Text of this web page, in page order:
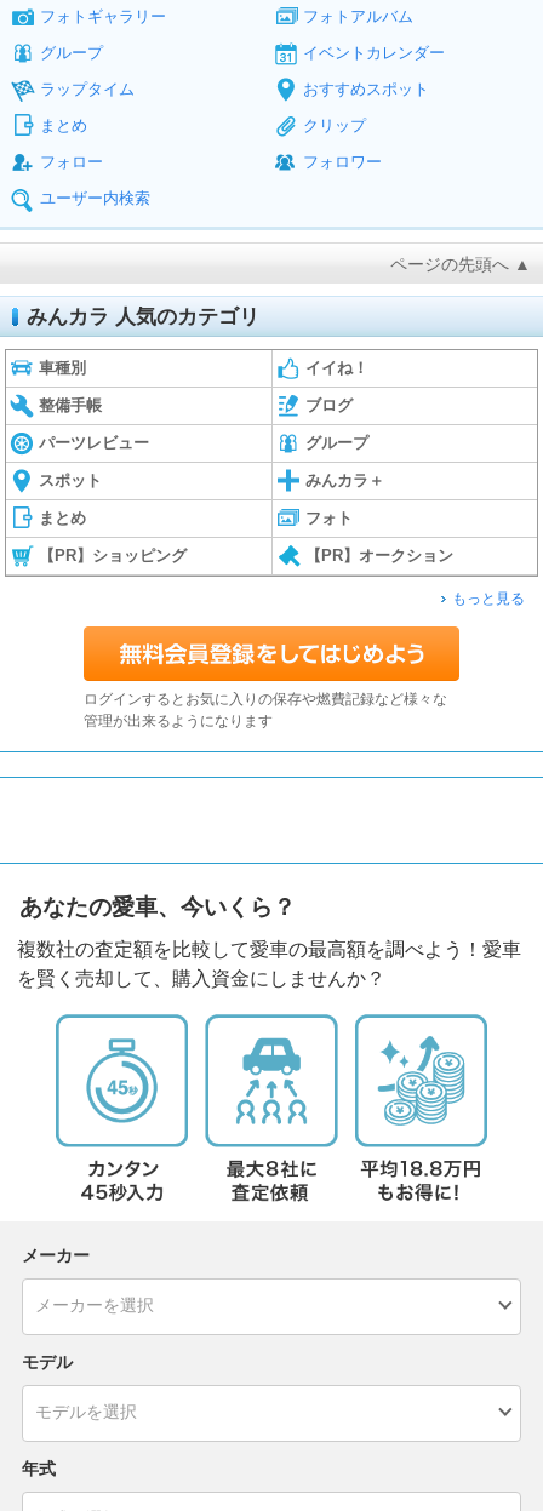
フォトギャラリー
フォトアルバム
グループ
イベントカレンダー
ラップタイム
おすすめスポット
まとめ
クリップ
フォロー
フォロワー
ユーザー内検索
ページの先頭へ ▲
みんカラ 人気のカテゴリ
車種別 イイね！
整備手帳 ブログ
パーツレビュー グループ
スポット みんカラ＋
まとめ フォト
【PR】ショッピング 【PR】オークション
もっと見る
ログインするとお気に入りの保存や燃費記録など様々な
管理が出来るようになります
あなたの愛車、今いくら？
複数社の査定額を比較して愛車の最高額を調べよう！愛車
を賢く売却して、購入資金にしませんか？
メーカー
モデル
年式